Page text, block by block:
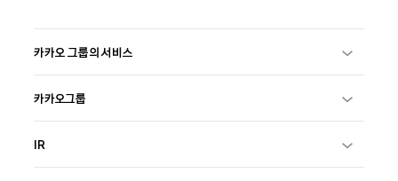
카카오 그룹의 서비스
카카오그룹
IR